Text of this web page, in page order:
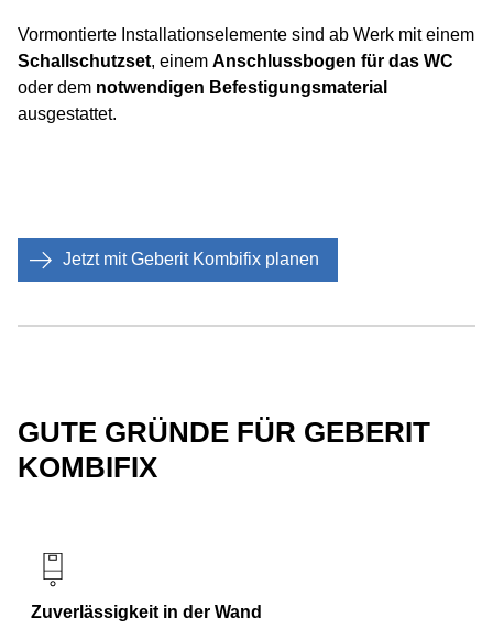
Vormontierte Installationselemente sind ab Werk mit einem
Schallschutzset, einem Anschlussbogen für das WC
oder dem notwendigen Befestigungsmaterial
ausgestattet.
Jetzt mit Geberit Kombifix planen
GUTE GRÜNDE FÜR GEBERIT
KOMBIFIX
Zuverlässigkeit in der Wand